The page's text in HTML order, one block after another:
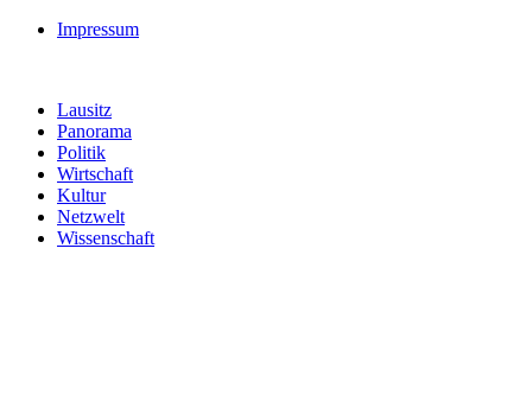
Impressum
Lausitz
Panorama
Politik
Wirtschaft
Kultur
Netzwelt
Wissenschaft